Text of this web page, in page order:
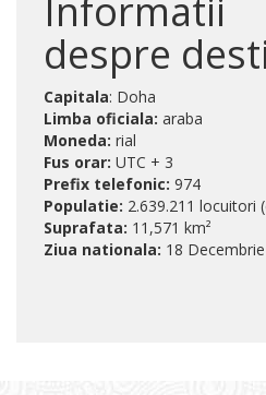
Informatii
despre
Capitala: Doha
Limba oficiala: araba
Moneda: rial
Fus orar: UTC + 3
Prefix telefonic: 974
Populatie: 2.639.211 locuitori
Suprafata: 11,571 km²
Ziua nationala: 18 Decembrie